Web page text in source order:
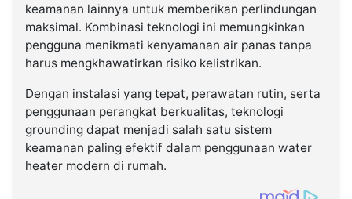
keamanan lainnya untuk memberikan perlindungan
maksimal. Kombinasi teknologi ini memungkinkan
pengguna menikmati kenyamanan air panas tanpa
harus mengkhawatirkan risiko kelistrikan.
Dengan instalasi yang tepat, perawatan rutin, serta
penggunaan perangkat berkualitas, teknologi
grounding dapat menjadi salah satu sistem
keamanan paling efektif dalam penggunaan water
heater modern di rumah.